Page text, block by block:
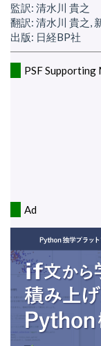
監訳: 清水川 貴之
翻訳: 清水川 貴之,
出版: 日経BP社
PSF Supporting
Ad